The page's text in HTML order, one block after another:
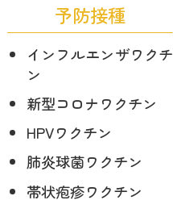
予防接種
インフルエンザワクチ
ン
新型コロナワクチン
HPVワクチン
肺炎球菌ワクチン
帯状疱疹ワクチン